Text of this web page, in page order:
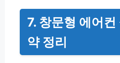
7. 창문형 에어
약 정리